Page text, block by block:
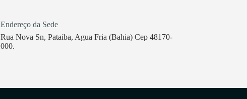
Endereço da Sede
Rua Nova Sn, Pataiba, Agua Fria (Bahia) Cep 48170-
000.